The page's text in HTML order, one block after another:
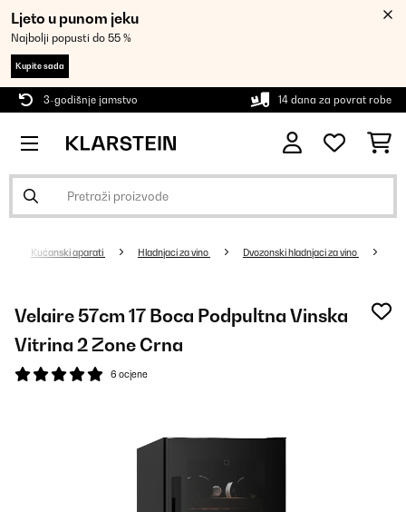
Ljeto u punom jeku
Najbolji popusti do 55 %
Kupite sada
3-godišnje jamstvo 14 dana za povrat robe
Kućanski aparati Hladnjaci za vino Dvozonski hladnjaci za vino
Velaire 57cm 17 Boca Podpultna Vinska
Vitrina 2 Zone Crna
6 ocjene